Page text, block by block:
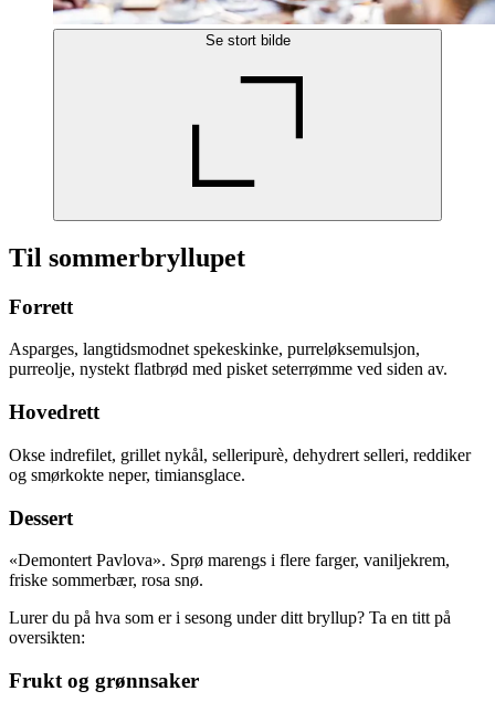
Se stort bilde
Til sommerbryllupet
Forrett
Asparges, langtidsmodnet spekeskinke, purreløksemulsjon,
purreolje, nystekt flatbrød med pisket seterrømme ved siden av.
Hovedrett
Okse indrefilet, grillet nykål, selleripurè, dehydrert selleri, reddiker
og smørkokte neper, timiansglace.
Dessert
«Demontert Pavlova». Sprø marengs i flere farger, vaniljekrem,
friske sommerbær, rosa snø.
Lurer du på hva som er i sesong under ditt bryllup? Ta en titt på
oversikten:
Frukt og grønnsaker